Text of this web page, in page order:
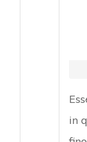
in